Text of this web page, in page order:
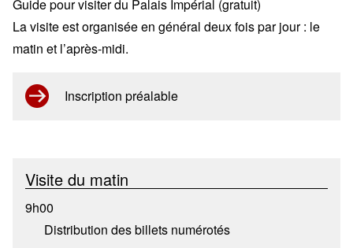
Guide pour visiter du Palais Impérial (gratuit)
La visite est organisée en général deux fois par jour : le
matin et l’après-midi.
Inscription préalable
Visite du matin
9h00
Distribution des billets numérotés